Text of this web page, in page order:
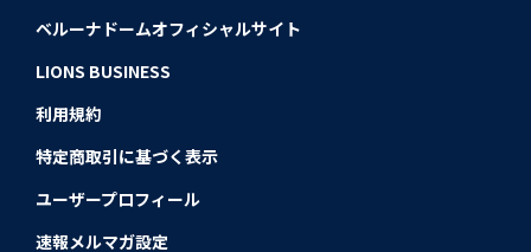
ベルーナドームオフィシャルサイト
LIONS BUSINESS
利用規約
特定商取引に基づく表示
ユーザープロフィール
速報メルマガ設定